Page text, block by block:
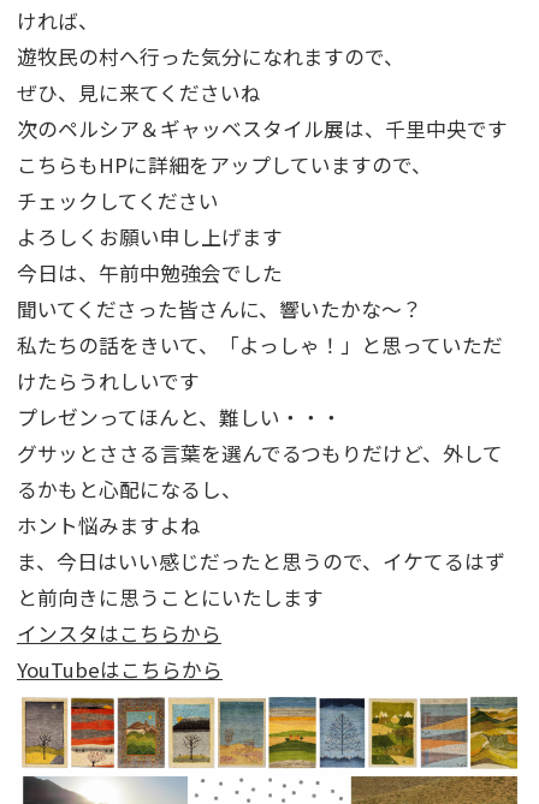
ければ、
遊牧民の村へ行った気分になれますので、
ぜひ、見に来てくださいね
次のペルシア＆ギャッベスタイル展は、千里中央です
こちらもHPに詳細をアップしていますので、
チェックしてください
よろしくお願い申し上げます
今日は、午前中勉強会でした
聞いてくださった皆さんに、響いたかな～？
私たちの話をきいて、「よっしゃ！」と思っていただ
けたらうれしいです
プレゼンってほんと、難しい・・・
グサッとささる言葉を選んでるつもりだけど、外して
るかもと心配になるし、
ホント悩みますよね
ま、今日はいい感じだったと思うので、イケてるはず
と前向きに思うことにいたします
インスタはこちらから
YouTubeはこちらから